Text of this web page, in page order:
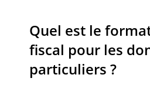
Quel est le
fiscal pour les
particuliers ?